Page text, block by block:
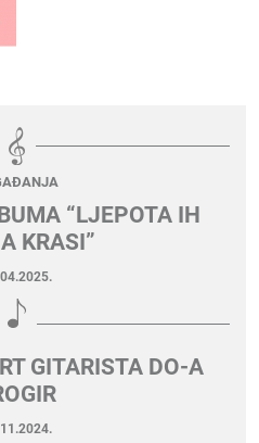
“LJEPOTA IH
KRASI”
GITARISTA DO-A